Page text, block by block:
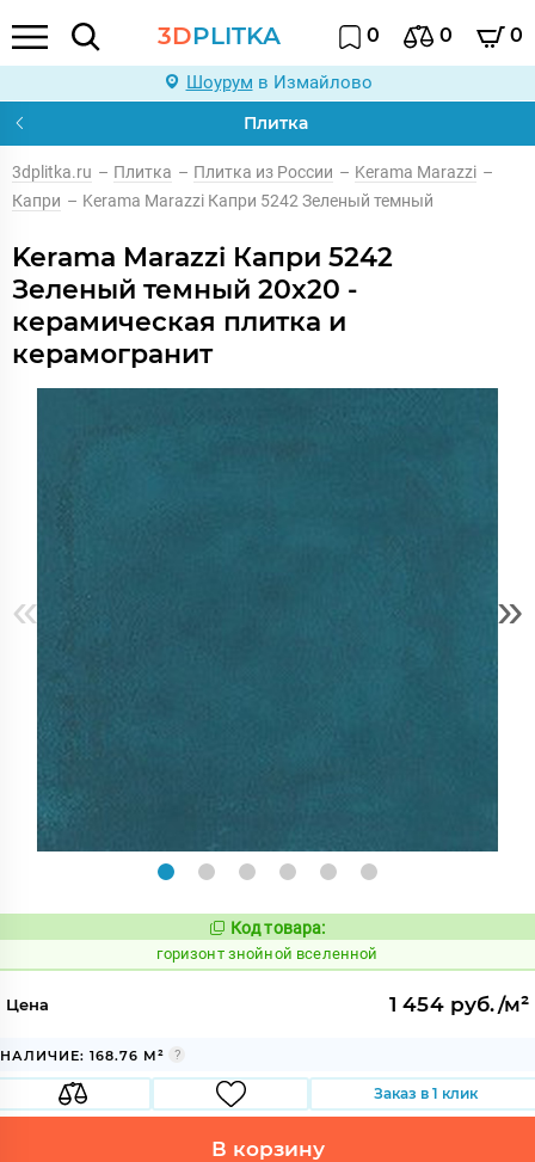
3DPLITKA 0 0 0
Шоурум в Измайлово
Плитка
3dplitka.ru – Плитка – Плитка из России – Kerama Marazzi –
Капри – Kerama Marazzi Капри 5242 Зеленый темный
Kerama Marazzi Капри 5242
Зеленый темный 20x20 -
керамическая плитка и
керамогранит
« »
Код:
300888
Код товара:
горизонт знойной вселенной
Цена 1 454 руб./м²
НАЛИЧИЕ: 168.76 М²
Заказ в 1 клик
В корзину